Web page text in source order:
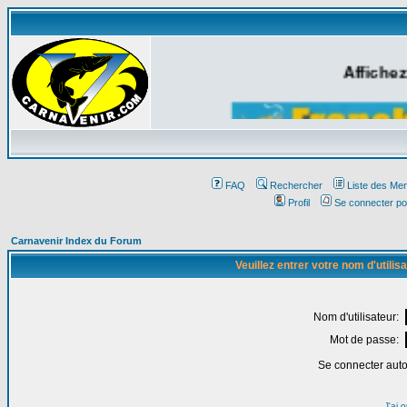
FAQ Rechercher
Liste des
Profil
Se connecter
Carnavenir Index du Forum
Veuillez entrer votre nom
Nom d'utilisateur:
Mot de passe:
Se connecter